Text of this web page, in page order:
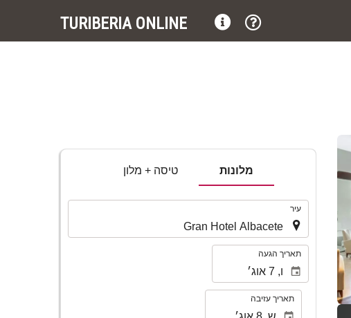
TURIBERIA ONLINE
מלונות טיסה + מלון
עיר
תאריך הגעה
תאריך עזיבה